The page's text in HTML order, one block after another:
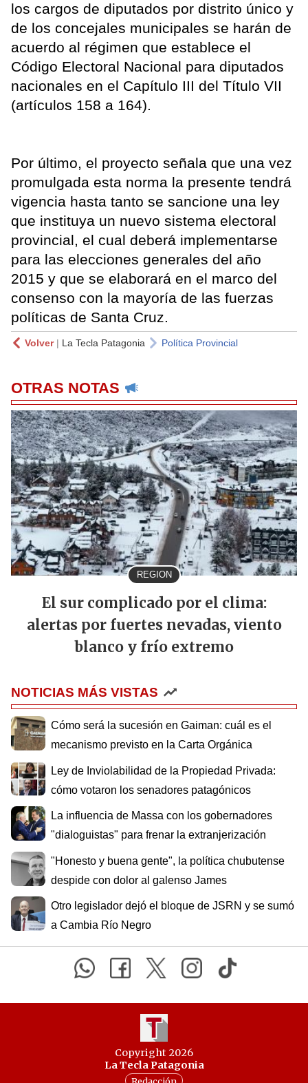
los cargos de diputados por distrito único y
de los concejales municipales se harán de
acuerdo al régimen que establece el
Código Electoral Nacional para diputados
nacionales en el Capítulo III del Título VII
(artículos 158 a 164).
Por último, el proyecto señala que una vez
promulgada esta norma la presente tendrá
vigencia hasta tanto se sancione una ley
que instituya un nuevo sistema electoral
provincial, el cual deberá implementarse
para las elecciones generales del año
2015 y que se elaborará en el marco del
consenso con la mayoría de las fuerzas
políticas de Santa Cruz.
Volver| La Tecla Patagonia Política Provincial
OTRAS NOTAS
REGION
El sur complicado por el clima:
alertas por fuertes nevadas, viento
blanco y frío extremo
NOTICIAS MÁS VISTAS
Cómo será la sucesión en Gaiman: cuál es el
mecanismo previsto en la Carta Orgánica
Ley de Inviolabilidad de la Propiedad Privada:
cómo votaron los senadores patagónicos
La influencia de Massa con los gobernadores
"dialoguistas" para frenar la extranjerización
"Honesto y buena gente", la política chubutense
despide con dolor al galenso James
Otro legislador dejó el bloque de JSRN y se sumó
a Cambia Río Negro
Copyright 2026
La Tecla Patagonia
Redacción